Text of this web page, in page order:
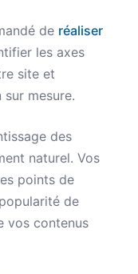
de réaliser
les axes
site et
mesure.
des
naturel. Vos
points de
de
vos contenus